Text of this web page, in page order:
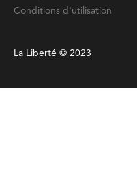
Conditions d'utilisation
La Liberté © 2023